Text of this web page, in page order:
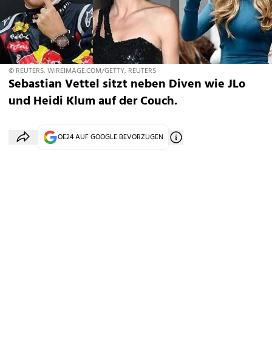
© REUTERS, WIREIMAGE.COM/GETTY, REUTERS
Sebastian Vettel sitzt neben Diven wie JLo
und Heidi Klum auf der Couch.
OE24 AUF GOOGLE BEVORZUGEN